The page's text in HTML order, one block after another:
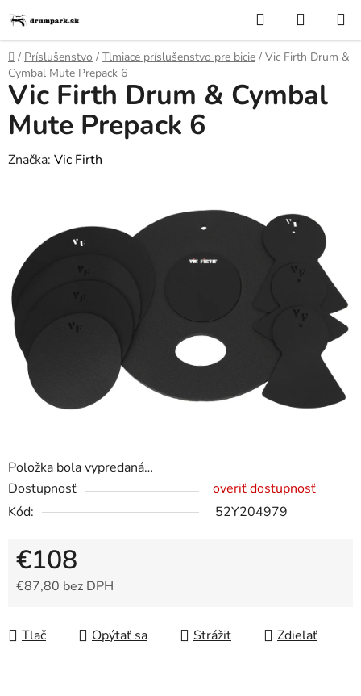
na
obsah
Hľadať
KOŠÍK
Domov
/ Príslušenstvo / Tlmiace príslušenstvo pre bicie / Vic Firth Drum &
Cymbal Mute Prepack 6
Položka bola vypredaná…
Dostupnosť
overiť dostupnosť
Kód:
52Y204979
€108
€87,80 bez DPH
Tlač
Opýtať sa Strážiť Zdieľať
Vic Firth Drum & Cymbal
Mute Prepack 6
Značka: Vic Firth